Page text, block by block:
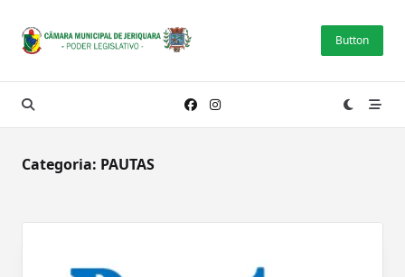
content
Button
Categoria: PAUTAS